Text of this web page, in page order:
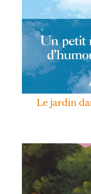
Le jardin